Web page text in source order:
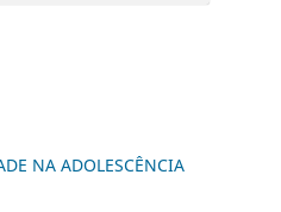
NA ADOLESCÊNCIA